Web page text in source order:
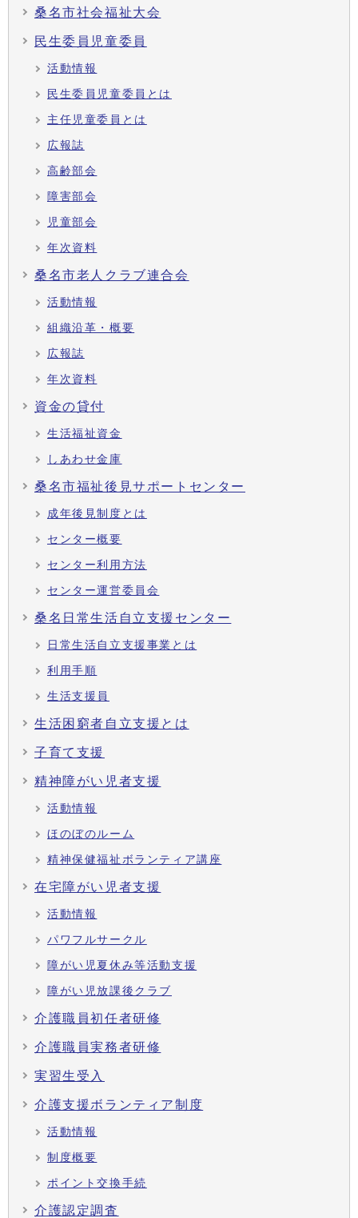
桑名市社会福祉大会
民生委員児童委員
活動情報
民生委員児童委員とは
主任児童委員とは
広報誌
高齢部会
障害部会
児童部会
年次資料
桑名市老人クラブ連合会
活動情報
組織沿革・概要
広報誌
年次資料
資金の貸付
生活福祉資金
しあわせ金庫
桑名市福祉後見サポートセンター
成年後見制度とは
センター概要
センター利用方法
センター運営委員会
桑名日常生活自立支援センター
日常生活自立支援事業とは
利用手順
生活支援員
生活困窮者自立支援とは
子育て支援
精神障がい児者支援
活動情報
ほのぼのルーム
精神保健福祉ボランティア講座
在宅障がい児者支援
活動情報
パワフルサークル
障がい児夏休み等活動支援
障がい児放課後クラブ
介護職員初任者研修
介護職員実務者研修
実習生受入
介護支援ボランティア制度
活動情報
制度概要
ポイント交換手続
介護認定調査